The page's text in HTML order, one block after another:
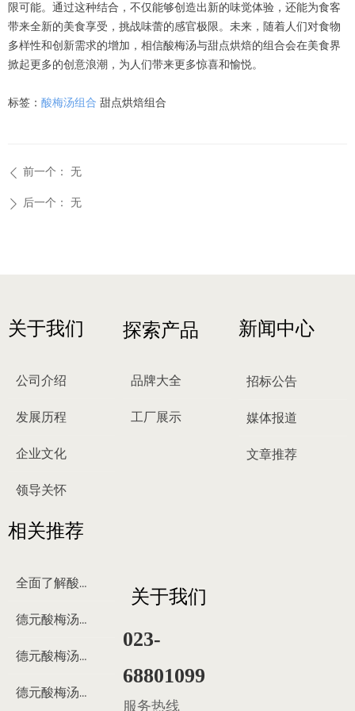
限可能。通过这种结合，不仅能够创造出新的味觉体验，还能为食客
带来全新的美食享受，挑战味蕾的感官极限。未来，随着人们对食物
多样性和创新需求的增加，相信酸梅汤与甜点烘焙的组合会在美食界
掀起更多的创意浪潮，为人们带来更多惊喜和愉悦。
标签： 酸梅汤组合 甜点烘焙组合
ꄴ 前一个： 无
ꄲ 后一个： 无
关于我们
公司介绍
发展历程
企业文化
领导关怀
探索产品
品牌大全
工厂展示
招标公告
媒体报道
文章推荐
新闻中心
关于我们
023-
68801099
服务热线
相关推荐
全面了解酸梅汤
德元酸梅汤来历
德元酸梅汤制作过程
德元酸梅汤多少钱